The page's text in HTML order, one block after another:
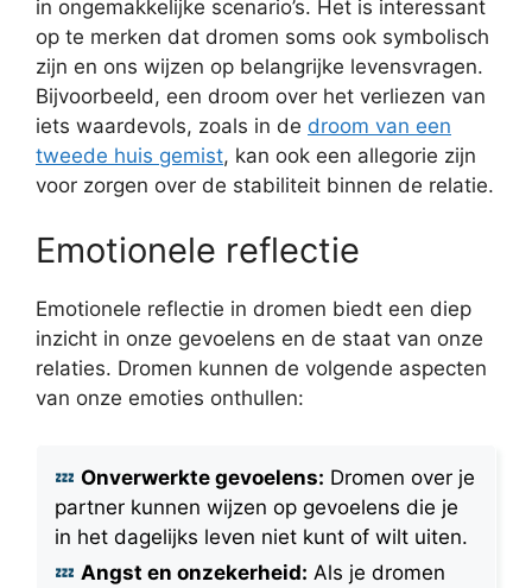
in ongemakkelijke scenario’s. Het is interessant
op te merken dat dromen soms ook symbolisch
zijn en ons wijzen op belangrijke levensvragen.
Bijvoorbeeld, een droom over het verliezen van
iets waardevols, zoals in de droom van een
tweede huis gemist, kan ook een allegorie zijn
voor zorgen over de stabiliteit binnen de relatie.
Emotionele reflectie
Emotionele reflectie in dromen biedt een diep
inzicht in onze gevoelens en de staat van onze
relaties. Dromen kunnen de volgende aspecten
van onze emoties onthullen:
Onverwerkte gevoelens: Dromen over je
partner kunnen wijzen op gevoelens die je
in het dagelijks leven niet kunt of wilt uiten.
Angst en onzekerheid: Als je dromen